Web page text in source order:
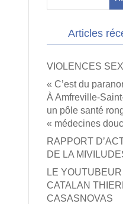
Articles
VIOLENCES
« C’est du
À Amfreville-
un pôle santé
« médecines
RAPPORT
DE LA
LE YOUTUBEUR
CATALAN
CASASNOVAS